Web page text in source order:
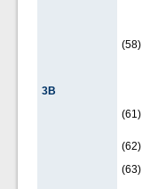
(58)
3B
(61)
(62)
(63)